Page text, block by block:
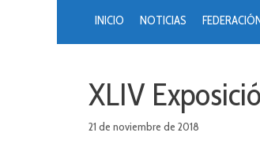
INICIO NOTICIAS
XLIV
21 de noviembre de 2018